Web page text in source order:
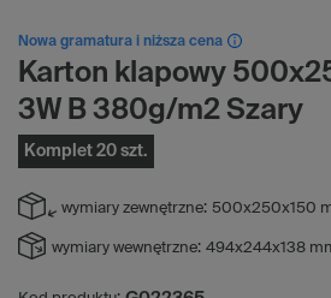
Nowa gramatura i niższa cena
Karton klapowy
3W B 380g/m2 Szary
Komplet 20 szt.
wymiary zewnętrzne: 500x250x150
wymiary wewnętrzne: 494x244x138